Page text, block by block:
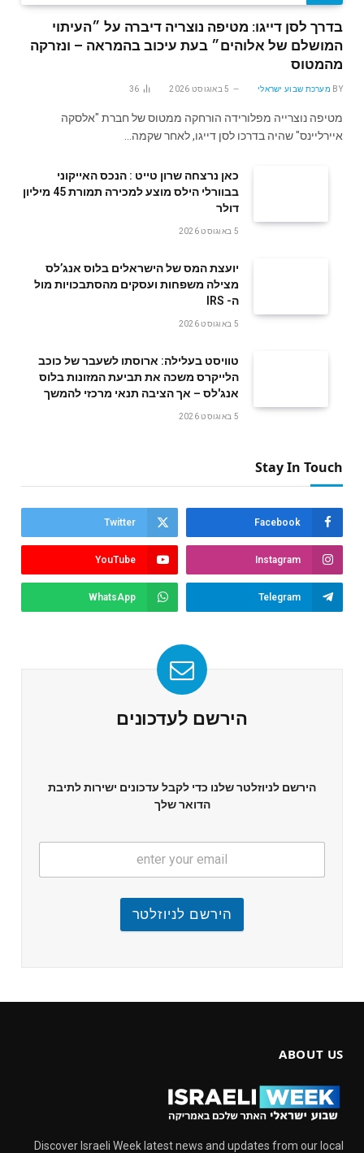
בדרך לסן דייגו: מטיפה נוצריה דיברה על ״העיתוי
המושלם של אלוהים״ בעת עיכוב בהמראה – ונזרקה
מהמטוס
BY מערכת שבוע ישראלי 5 באוגוסט 2026 36
מטיפה נוצרייה מפלורידה הורחקה ממטוס של חברת "אלסקה
איירליינס" שהיה בדרכו לסן דייגו, לאחר שקמה…
‬דולר
5 באוגוסט 2026
‬ה- IRS
5 באוגוסט 2026
טוויסט בעלילה: ארוסתו לשעבר של כוכב
הלייקרס משכה את תביעת המזונות בלוס
אנג'לס – אך הציבה תנאי מרכזי להמשך
5 באוגוסט 2026
Stay In Touch
Facebook
Twitter
Instagram
YouTube
Telegram
WhatsApp
הירשם לעדכונים
הירשם לניוזלטר שלנו כדי לקבל עדכונים ישירות לתיבת
הדואר שלך
הירשם לניוזלטר
ABOUT US
Discover Israeli Week latest news and updates from our local